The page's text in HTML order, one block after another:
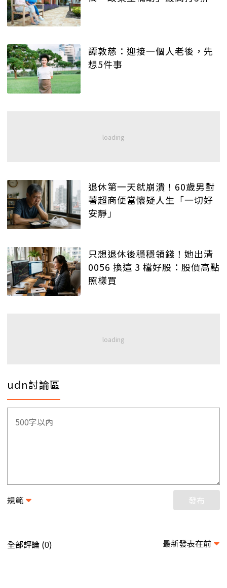
譚敦慈：迎接一個人老後，先
想5件事
退休第一天就崩潰！60歲男對
著超商便當懷疑人生「一切好
安靜」
只想退休後穩穩領錢！她出清
0056 換這 3 檔好股：股價高點
照樣買
udn討論區
規範 發布
全部評論 (0) 最新發表在前